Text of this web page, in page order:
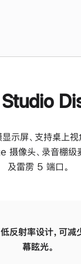
示屏、支持桌上
像头、录音棚级
及雷雳 5 端口。
反射率设计，可减
幕眩光。